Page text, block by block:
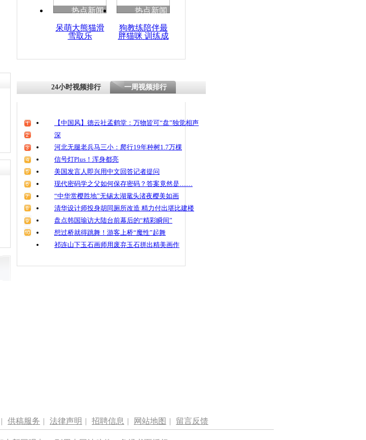
热点新闻
呆萌大熊猫滑
雪取乐
热点新闻
狗教练陪伴最
胖猫咪 训练成
24小时视频排行 一周视频排行
【中国风】德云社孟鹤堂：万物皆可“盘”独觉相声
深
河北无腿老兵马三小：爬行19年种树1.7万棵
信号灯Plus！浑身都亮
美国发言人即兴用中文回答记者提问
现代密码学之父如何保存密码？答案竟然是……
“中华赏樱胜地”无锡太湖鼋头渚夜樱美如画
清华设计师投身胡同厕所改造 精力付出堪比建楼
盘点韩国瑜访大陆台前幕后的“精彩瞬间”
想过桥就得跳舞！游客上桥“魔性”起舞
祁连山下玉石画师用废弃玉石拼出精美画作
| 供稿服务 | 法律声明 | 招聘信息 | 网站地图 | 留言反馈